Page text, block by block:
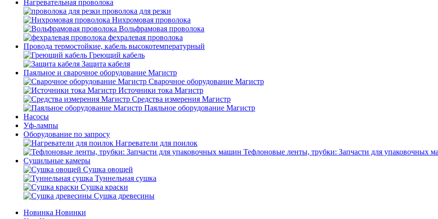
Нагревательная проволока
проволока для резки
Нихромовая проволока
Вольфрамовая проволока
фехралевая проволока
Провода термостойкие, кабель высокотемпературный
Греющий кабель
Защита кабеля
Паяльное и сварочное оборудование Магистр
Сварочное оборудование Магистр
Источники тока Магистр
Средства измерения Магистр
Паяльное оборудование Магистр
Насосы
Уф-лампы
Оборудование по запросу
Нагреватели для поилок
Тефлоновые ленты, трубки: Запчасти для упаковочных
Сушильные камеры
Сушка овощей
Туннельная сушка
Сушка краски
Сушка древесины
Новинка Новинки